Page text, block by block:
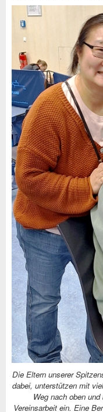
Die Eltern unserer
dabei, unterstützen mit
Weg nach oben
Vereinsarbeit ein. Eine